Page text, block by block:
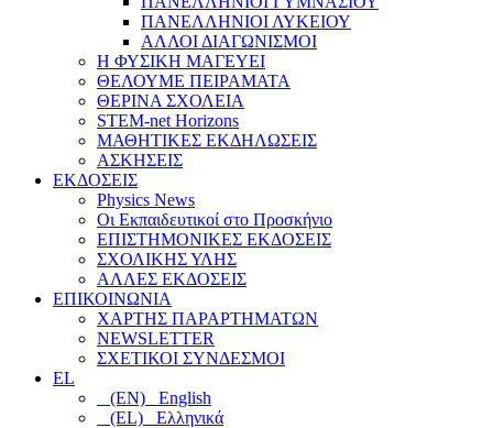
ΠΑΝΕΛΛΗΝΙΟΙ ΛΥΚΕΙΟΥ
ΑΛΛΟΙ ΔΙΑΓΩΝΙΣΜΟΙ
Η ΦΥΣΙΚΗ ΜΑΓΕΥΕΙ
ΘΕΛΟΥΜΕ ΠΕΙΡΑΜΑΤΑ
ΘΕΡΙΝΑ ΣΧΟΛΕΙΑ
STEM-net Horizons
ΜΑΘΗΤΙΚΕΣ ΕΚΔΗΛΩΣΕΙΣ
ΑΣΚΗΣΕΙΣ
ΕΚΔΟΣΕΙΣ
Physics News
Οι Εκπαιδευτικοί στο Προσκήνιο
ΕΠΙΣΤΗΜΟΝΙΚΕΣ ΕΚΔΟΣΕΙΣ
ΣΧΟΛΙΚΗΣ ΥΛΗΣ
ΑΛΛΕΣ ΕΚΔΟΣΕΙΣ
ΕΠΙΚΟΙΝΩΝΙΑ
ΧΑΡΤΗΣ ΠΑΡΑΡΤΗΜΑΤΩΝ
NEWSLETTER
ΣΧΕΤΙΚΟΙ ΣΥΝΔΕΣΜΟΙ
EL
(EN) English
(EL) Ελληνικά